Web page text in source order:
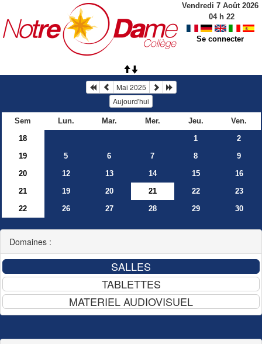
Vendredi 7 Août 2026
04h 22
Se connecter
Mai 2025
Aujourd'hui
Sem Lun. Mar. Mer. Jeu.
Ven.
18
1
2
19
5 6 7 8
9
20
12 13 14 15
16
21
19 20 21 22
23
22
26 27 28 29 30
Domaines :